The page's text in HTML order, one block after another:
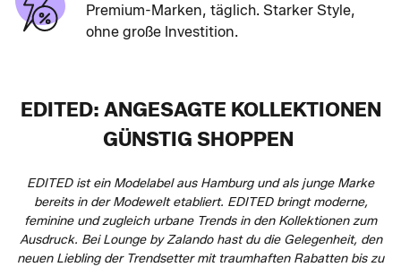
Premium-Marken, täglich. Starker Style,
ohne große Investition.
EDITED: ANGESAGTE KOLLEKTIONEN
GÜNSTIG SHOPPEN
EDITED ist ein Modelabel aus Hamburg und als junge Marke
bereits in der Modewelt etabliert. EDITED bringt moderne,
feminine und zugleich urbane Trends in den Kollektionen zum
Ausdruck. Bei Lounge by Zalando hast du die Gelegenheit, den
neuen Liebling der Trendsetter mit traumhaften Rabatten bis zu